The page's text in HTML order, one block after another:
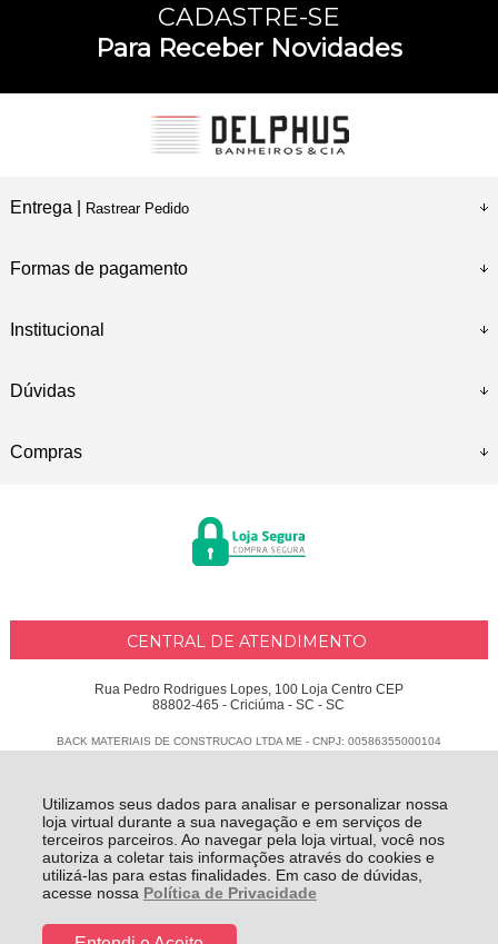
Utilizamos seus dados para analisar e personalizar nossa
loja virtual durante a sua navegação e em serviços de
terceiros parceiros. Ao navegar pela loja virtual, você nos
autoriza a coletar tais informações através do cookies e
utilizá-las para estas finalidades. Em caso de dúvidas,
acesse nossa Política de Privacidade
CADASTRE-SE
Para Receber Novidades
Entrega | Rastrear Pedido
Formas de pagamento
Institucional
Dúvidas
Compras
CENTRAL DE ATENDIMENTO
Rua Pedro Rodrigues Lopes, 100 Loja Centro CEP
88802-465 - Criciúma - SC - SC
BACK MATERIAIS DE CONSTRUCAO LTDA ME - CNPJ: 00586355000104